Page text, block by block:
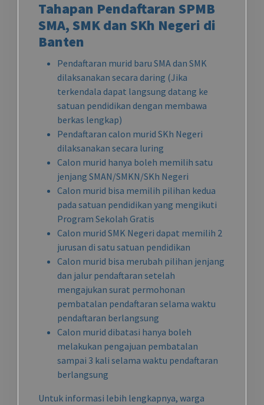
Tahapan Pendaftaran SPMB
SMA, SMK dan SKh Negeri di
Banten
Pendaftaran murid baru SMA dan SMK
dilaksanakan secara daring (Jika
terkendala dapat langsung datang ke
satuan pendidikan dengan membawa
berkas lengkap)
Pendaftaran calon murid SKh Negeri
dilaksanakan secara luring
Calon murid hanya boleh memilih satu
jenjang SMAN/SMKN/SKh Negeri
Calon murid bisa memilih pilihan kedua
pada satuan pendidikan yang mengikuti
Program Sekolah Gratis
Calon murid SMK Negeri dapat memilih 2
jurusan di satu satuan pendidikan
Calon murid bisa merubah pilihan jenjang
dan jalur pendaftaran setelah
mengajukan surat permohonan
pembatalan pendaftaran selama waktu
pendaftaran berlangsung
Calon murid dibatasi hanya boleh
melakukan pengajuan pembatalan
sampai 3 kali selama waktu pendaftaran
berlangsung
Untuk informasi lebih lengkapnya, warga